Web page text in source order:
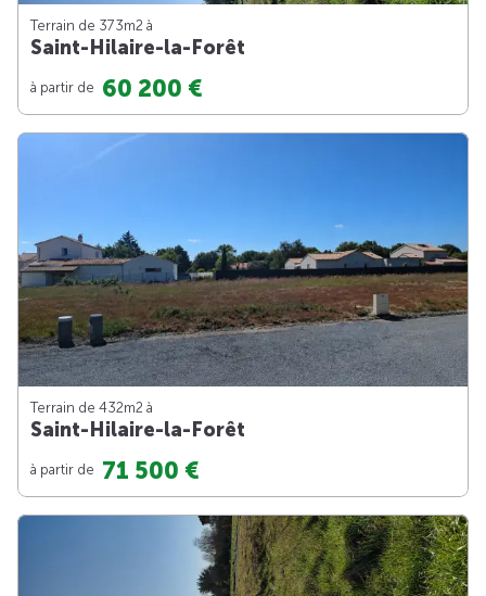
Terrain de 373m2 à
Saint-Hilaire-la-Forêt
à partir de 60 200 €
Terrain de 432m2 à
Saint-Hilaire-la-Forêt
à partir de 71 500 €